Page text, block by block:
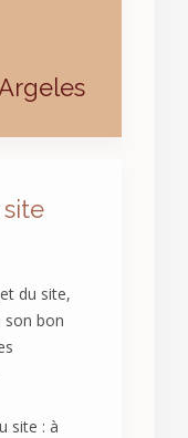
du site,
son bon
site : à